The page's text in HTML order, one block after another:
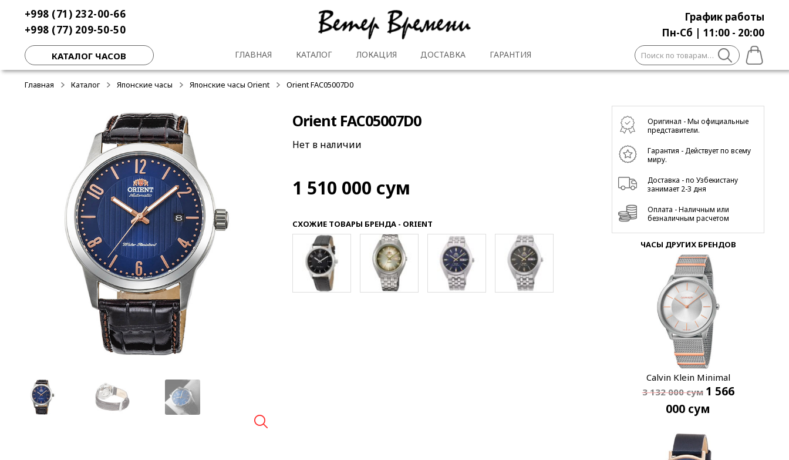
навигации
содержимому
+998 (71) 232-00-66
+998 (77) 209-50-50
График работы
Пн-Сб | 11:00 - 20:00
КАТАЛОГ ЧАСОВ ГЛАВНАЯ КАТАЛОГ ЛОКАЦИЯ ДОСТАВКА ГАРАНТИЯ Искать:
Главная Каталог Японские часы Японские часы Orient Orient FAC05007D0
Orient FAC05007D0
Нет в наличии
1 510 000 сум
СХОЖИЕ ТОВАРЫ БРЕНДА - ORIENT
Оригинал - Мы официальные
представители.
Гарантия - Действует по всему
миру.
Доставка - по Узбекистану
занимает 2-3 дня
Оплата - Наличным или
безналичным расчетом
ЧАСЫ ДРУГИХ БРЕНДОВ
Calvin Klein Minimal
K3M511Y6
-50%
3 132 000сум 1 566
000 сум
-30%
-30%